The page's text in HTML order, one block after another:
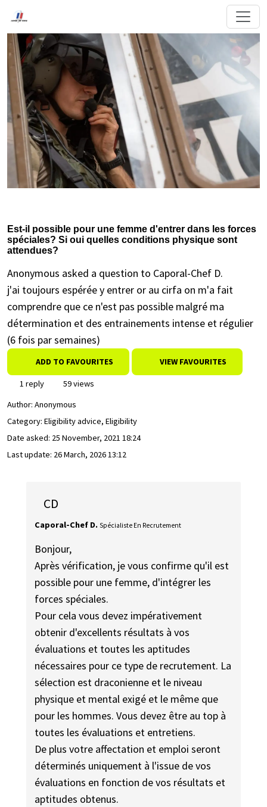
Est-il possible pour une femme d'entrer dans les forces
spéciales? Si oui quelles conditions physique sont
attendues?
Anonymous asked a question to Caporal-Chef D.
j'ai toujours espérée y entrer or au cirfa on m'a fait
comprendre que ce n'est pas possible malgré ma
détermination et des entrainements intense et régulier
(6 fois par semaines)
ADD TO FAVOURITES VIEW FAVOURITES
1 reply
59 views
Author: Anonymous
Category: Eligibility advice, Eligibility
Date asked: 25 November, 2021 18:24
Last update: 26 March, 2026 13:12
CD
Caporal-Chef D. Spécialiste En Recrutement
Bonjour,
Après vérification, je vous confirme qu'il est
possible pour une femme, d'intégrer les
forces spéciales.
Pour cela vous devez impérativement
obtenir d'excellents résultats à vos
évaluations et toutes les aptitudes
nécessaires pour ce type de recrutement. La
sélection est draconienne et le niveau
physique et mental exigé et le même que
pour les hommes. Vous devez être au top à
toutes les évaluations et entretiens.
De plus votre affectation et emploi seront
déterminés uniquement à l'issue de vos
évaluations en fonction de vos résultats et
aptitudes obtenus.